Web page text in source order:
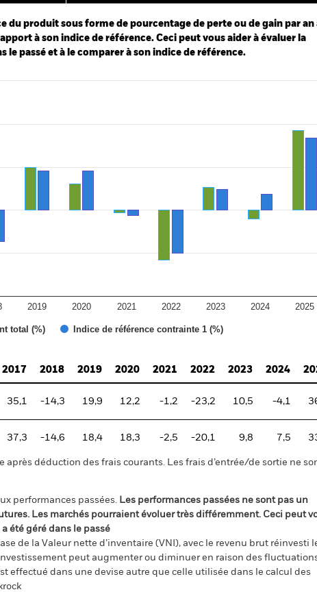
du produit sous forme de pourcentage de perte ou de gain par an
à son indice de référence. Ceci peut vous aider à évaluer la
le passé et à le comparer à son indice de référence.
total (%) Indice de référence contrainte 1 (%)
2019 2020 2021 2022 2023 2024 2025
2017 2018 2019 2020 2021 2022 2023 2024
35,1 -14,3 19,9 12,2 -1,2 -23,2 10,5 -4,1
37,3 -14,6 18,4 18,3 -2,5 -20,1 9,8 7,5
après déduction des frais courants. Les frais d’entrée/de sortie ne
performances passées. Les performances passées ne sont pas un
Les marchés pourraient évoluer très différemment. Ceci peut
été géré dans le passé
de la Valeur nette d’inventaire (VNI), avec le revenu brut réinvesti
peut augmenter ou diminuer en raison des
effectué dans une devise autre que celle utilisée dans le calcul des